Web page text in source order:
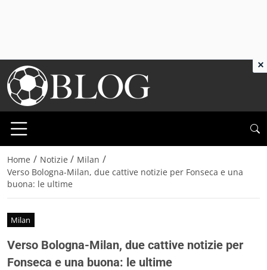
Home / Notizie / Milan /
Verso Bologna-Milan, due cattive notizie per Fonseca e una
buona: le ultime
Milan
Verso Bologna-Milan, due cattive notizie per
Fonseca e una buona: le ultime
×